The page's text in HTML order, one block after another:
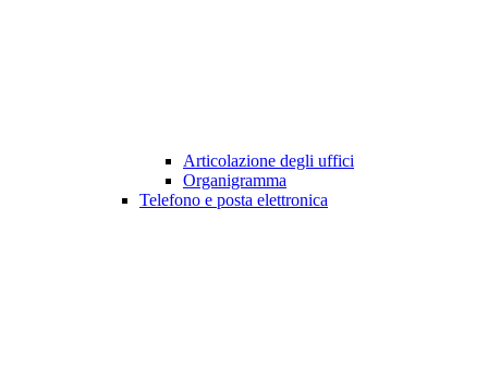
Articolazione degli uffici
Organigramma
Telefono e posta elettronica